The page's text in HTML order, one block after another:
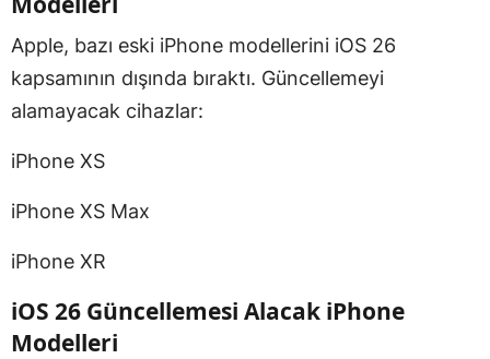
Apple, bazı eski iPhone modellerini iOS 26
kapsamının dışında bıraktı. Güncellemeyi
alamayacak cihazlar:
iPhone XS
iPhone XS Max
iPhone XR
iOS 26 Güncellemesi Alacak iPhone
Modelleri